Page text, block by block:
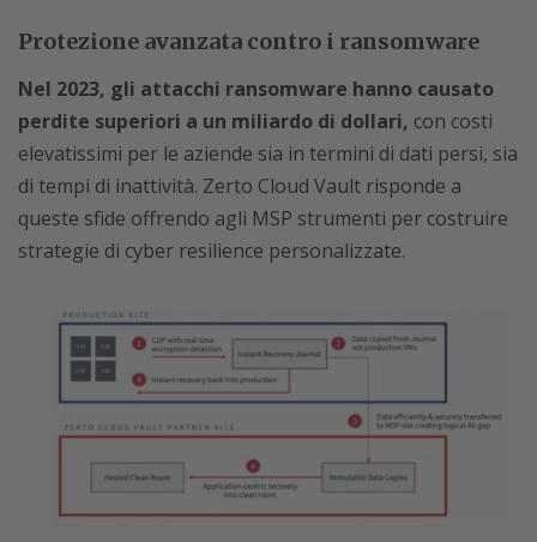
Protezione avanzata contro i ransomware
Nel 2023, gli attacchi ransomware hanno causato
perdite superiori a un miliardo di dollari, con costi
elevatissimi per le aziende sia in termini di dati persi, sia
di tempi di inattività. Zerto Cloud Vault risponde a
queste sfide offrendo agli MSP strumenti per costruire
strategie di cyber resilience personalizzate.